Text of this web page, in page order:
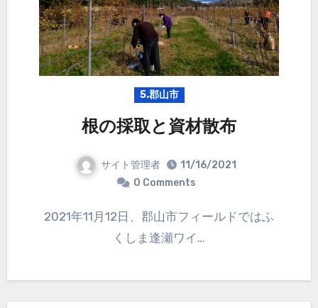
5.郡山市
根の採取と資材散布
サイト管理者
11/16/2021
0 Comments
2021年11月12日、郡山市フィールドではふ
くしま逢瀬ワイ…